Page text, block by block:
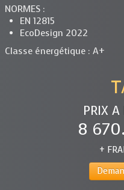
NORMES :
EN 12815
EcoDesign 2022
Classe énergétique : A+
PRIX
8
+